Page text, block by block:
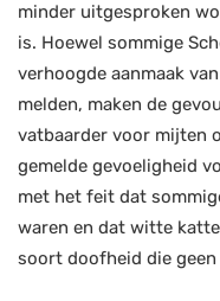
minder uitgesproken
is. Hoewel sommige
verhoogde aanmaak
melden, maken de
vatbaarder voor mijten
gemelde gevoeligheid
met het feit dat
waren en dat witte
soort doofheid die